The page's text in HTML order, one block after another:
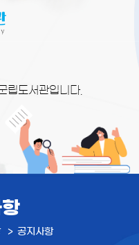
립도서관입니다.
공지사항